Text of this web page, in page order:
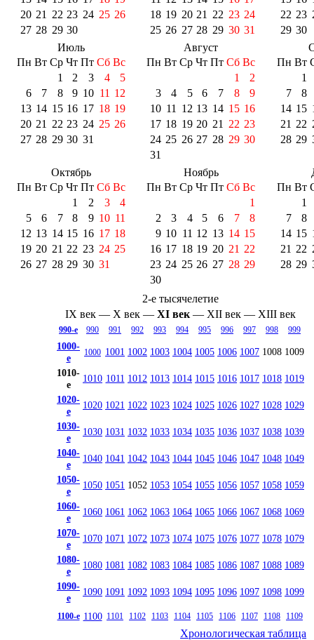
20 21 22 23 24 25 26
27 28 29 30
18 19 20 21 22 23 24
25 26 27 28 29 30 31
22 23
29 30
Июль
Пн Вт Ср Чт Пт Сб Вс
1
2 3 4
5
6
7 8 9 10 11 12
13 14 15 16 17 18 19
20 21 22 23 24 25 26
27 28 29 30 31
Август
Пн Вт Ср Чт Пт Сб Вс
1
2
3
4 5 6 7 8
9
10 11 12 13 14 15 16
17 18 19 20 21 22 23
24 25 26 27 28 29 30
31
Пн Вт
1
7
8
14 15
21 22
28 29
Октябрь
Пн Вт Ср Чт Пт Сб Вс
1
2 3
4
5
6 7 8 9 10 11
12 13 14 15 16 17 18
19 20 21 22 23 24 25
26 27 28 29 30 31
Ноябрь
Пн Вт Ср Чт Пт Сб Вс
1
2
3 4 5 6 7
8
9 10 11 12 13 14 15
16 17 18 19 20 21 22
23 24 25 26 27 28 29
30
Пн Вт
1
7
8
14 15
21 22
28 29
2-е тысячелетие
IX век — X век — XI век — XII век — XIII век
990-е 990 991 992 993 994 995 996 997 998 999
1000-
е
1000 1001 1002 1003 1004 1005 1006 1007 1008 1009
1010-
е
1010 1011 1012 1013 1014 1015 1016 1017 1018 1019
1020-
е
1020 1021 1022 1023 1024 1025 1026 1027 1028 1029
1030-
е
1030 1031 1032 1033 1034 1035 1036 1037 1038 1039
1040-
е
1040 1041 1042 1043 1044 1045 1046 1047 1048 1049
1050-
е
1050 1051 1052 1053 1054 1055 1056 1057 1058 1059
1060-
е
1060 1061 1062 1063 1064 1065 1066 1067 1068 1069
1070-
е
1070 1071 1072 1073 1074 1075 1076 1077 1078 1079
1080-
е
1080 1081 1082 1083 1084 1085 1086 1087 1088 1089
1090-
е
1090 1091 1092 1093 1094 1095 1096 1097 1098 1099
1100-е 1100 1101 1102 1103 1104 1105 1106 1107 1108 1109
Хронологическая таблица